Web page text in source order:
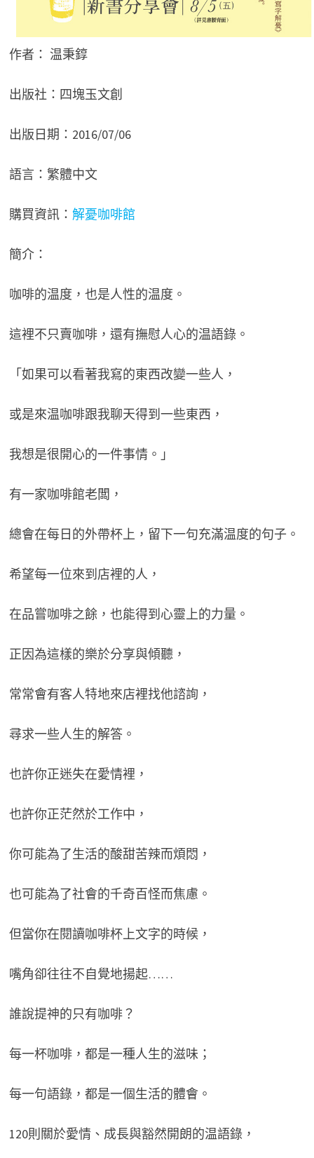
作者： 温秉錞
出版社：四塊玉文創
出版日期：2016/07/06
語言：繁體中文
購買資訊： 解憂咖啡館
簡介：
咖啡的温度，也是人性的温度。
這裡不只賣咖啡，還有撫慰人心的温語錄。
「如果可以看著我寫的東西改變一些人，
或是來温咖啡跟我聊天得到一些東西，
我想是很開心的一件事情。」
有一家咖啡館老闆，
總會在每日的外帶杯上，留下一句充滿温度的句子。
希望每一位來到店裡的人，
在品嘗咖啡之餘，也能得到心靈上的力量。
正因為這樣的樂於分享與傾聽，
常常會有客人特地來店裡找他諮詢，
尋求一些人生的解答。
也許你正迷失在愛情裡，
也許你正茫然於工作中，
你可能為了生活的酸甜苦辣而煩悶，
也可能為了社會的千奇百怪而焦慮。
但當你在閱讀咖啡杯上文字的時候，
嘴角卻往往不自覺地揚起……
誰說提神的只有咖啡？
每一杯咖啡，都是一種人生的滋味；
每一句語錄，都是一個生活的體會。
120則關於愛情、成長與豁然開朗的温語錄，